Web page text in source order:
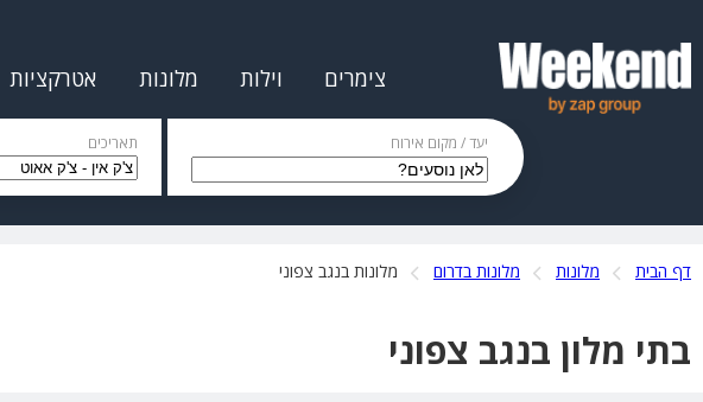
צימרים וילות מלונות אטרקציות
יעד / מקום אירוח תאריכים
דף הבית מלונות מלונות בדרום מלונות בנגב צפוני
בתי מלון בנגב צפוני